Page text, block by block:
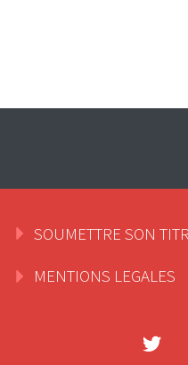
SOUMETTRE SON
MENTIONS LEGALES